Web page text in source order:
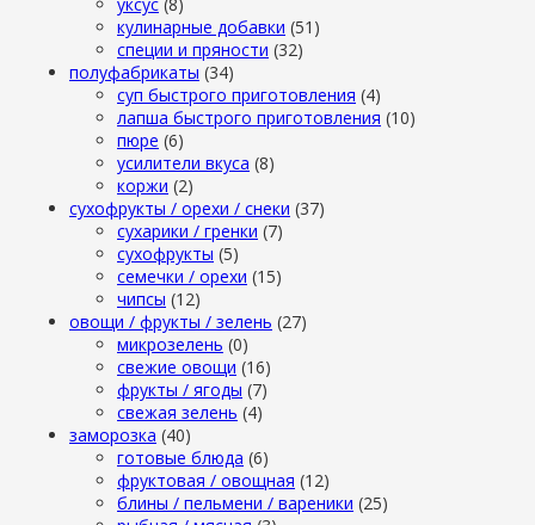
кулинарные добавки (51)
специи и пряности (32)
полуфабрикаты (34)
суп быстрого приготовления (4)
лапша быстрого приготовления (10)
пюре (6)
усилители вкуса (8)
коржи (2)
сухофрукты / орехи / снеки (37)
сухарики / гренки (7)
сухофрукты (5)
семечки / орехи (15)
чипсы (12)
овощи / фрукты / зелень (27)
микрозелень (0)
свежие овощи (16)
фрукты / ягоды (7)
свежая зелень (4)
заморозка (40)
готовые блюда (6)
фруктовая / овощная (12)
блины / пельмени / вареники (25)